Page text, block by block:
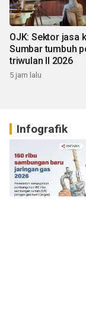
OJK: Sektor jasa
Sumbar tumbuh
triwulan II 2026
5 jam lalu
Infografik